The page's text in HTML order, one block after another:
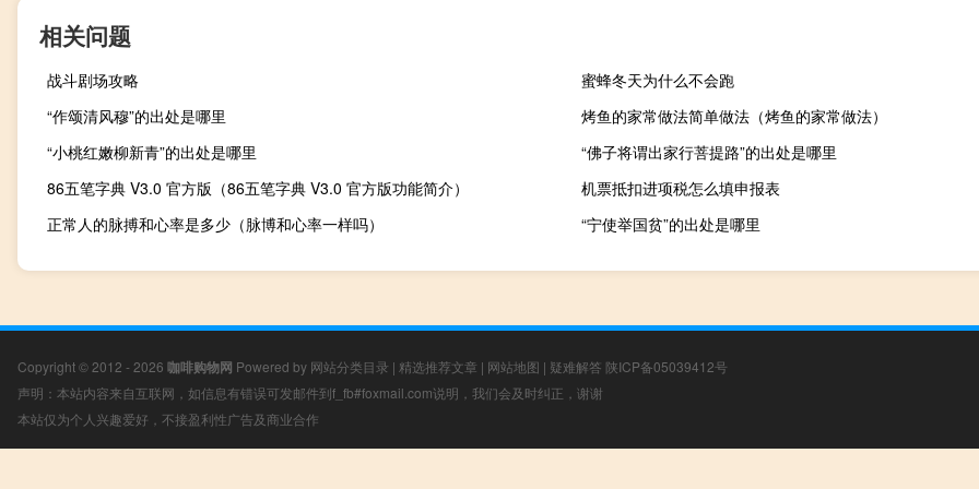
相关问题
战斗剧场攻略
蜜蜂冬天为什么不会跑
“作颂清风穆”的出处是哪里
烤鱼的家常做法简单做法（烤鱼的家常做法）
“小桃红嫩柳新青”的出处是哪里
“佛子将谓出家行菩提路”的出处是哪里
86五笔字典 V3.0 官方版（86五笔字典 V3.0 官方版功能简介）
机票抵扣进项税怎么填申报表
正常人的脉搏和心率是多少（脉博和心率一样吗）
“宁使举国贫”的出处是哪里
Copyright © 2012 - 2026 咖啡购物网 Powered by 网站分类目录 | 精选推荐文章 | 网站地图 | 疑难解答 陕ICP备05039412号
声明：本站内容来自互联网，如信息有错误可发邮件到f_fb#foxmail.com说明，我们会及时纠正，谢谢
本站仅为个人兴趣爱好，不接盈利性广告及商业合作